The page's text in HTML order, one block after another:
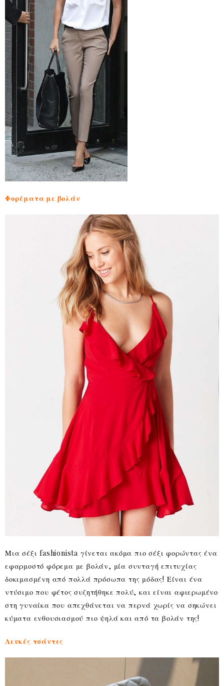
Φορέματα με βολάν
Μια σέξι fashionista γίνεται ακόμα πιο σέξι φορώντας ένα
εφαρμοστό φόρεμα με βολάν, μία συνταγή επιτυχίας
δοκιμασμένη από πολλά πρόσωπα της μόδας! Είναι ένα
ντύσιμο που φέτος συζητήθηκε πολύ, και είναι αφιερωμένο
στη γυναίκα που απεχθάνεται να περνά χωρίς να σηκώνει
κύματα ενθουσιασμού πιο ψηλά και από τα βολάν της!
Λευκές τσάντες